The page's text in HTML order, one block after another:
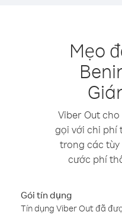
Mẹo
Viber Out
gọi với chi phí
trong các
cước phí
Gói tín dụng
Tín dụng Viber Out đã